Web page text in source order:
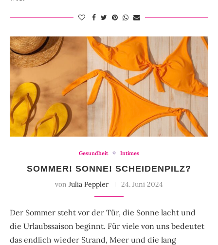
Gesundheit Intimes
SOMMER! SONNE! SCHEIDENPILZ?
von Julia Peppler 24. Juni 2024
Der Sommer steht vor der Tür, die Sonne lacht und
die Urlaubssaison beginnt. Für viele von uns bedeutet
das endlich wieder Strand, Meer und die lang